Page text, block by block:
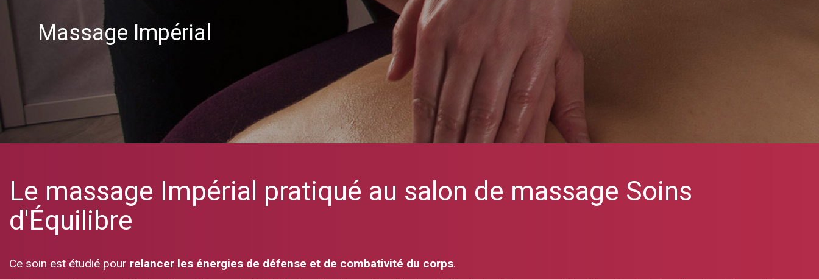
Massage Impérial
Le massage Impérial pratiqué au salon de massage Soins
d'Équilibre
Ce soin est étudié pour relancer les énergies de défense et de combativité du corps.